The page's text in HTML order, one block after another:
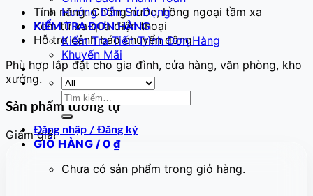
Hướng Dẫn Sử Dụng
KIỂM TRA ĐƠN HÀNG
Kiểm Tra Tiến Trình Đơn Hàng
Khuyến Mãi
Tìm
kiếm:
Đăng nhập / Đăng ký
GIỎ HÀNG /0 ₫
Chưa có sản phẩm trong giỏ hàng.
Tính năng: Chống nước, hồng ngoại tầm xa
Xem từ xa qua điện thoại
Hỗ trợ cảnh báo chuyển động
Phù hợp lắp đặt cho gia đình, cửa hàng, văn phòng, kho
xưởng.
Sản phẩm tương tự
Giảm giá!